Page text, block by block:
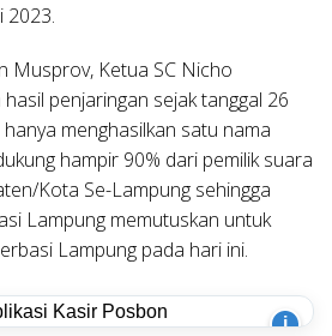
2023.
Musprov, Ketua SC Nicho
penjaringan sejak tanggal 26
hanya menghasilkan satu nama
hampir 90% dari pemilik suara
Kota Se-Lampung sehingga
Lampung memutuskan untuk
Lampung pada hari ini.
i